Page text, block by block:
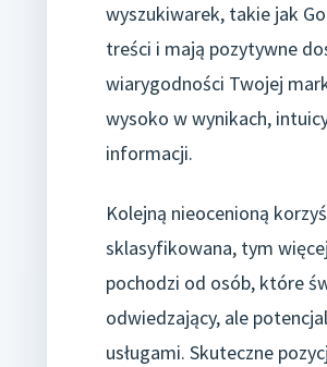
wyszukiwarek, takie jak
treści i mają pozytywne
wiarygodności Twojej
wysoko w wynikach,
informacji.
Kolejną nieocenioną
sklasyfikowana, tym
pochodzi od osób, które
odwiedzający, ale
usługami. Skuteczne